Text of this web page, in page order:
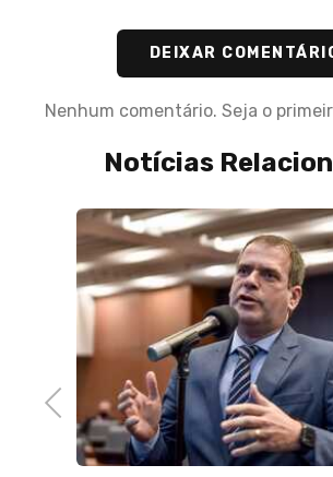
DEIXAR
Nenhum comentário. Seja o
Notícias
Previous